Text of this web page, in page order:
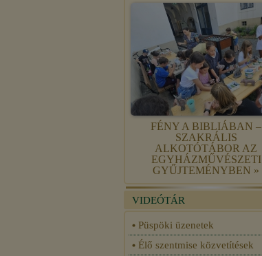
FÉNY A BIBLIÁBAN –
SZAKRÁLIS
ALKOTÓTÁBOR AZ
EGYHÁZMŰVÉSZETI
GYŰJTEMÉNYBEN »
VIDEÓTÁR
Püspöki üzenetek
Élő szentmise közvetítések